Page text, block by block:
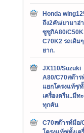
Honda
ถึง2คัน/ยามาฮ่
ซูซูกิA80/
C70K2 รถเดิมๆ
ยาก.
JX110/Suzuki
A80/C70สต๊าร
แยกโครงแท้ๆ/ทั้
เครื่องดรีม..มีท
ทุกคัน
C70สต๊ารท์มือ/